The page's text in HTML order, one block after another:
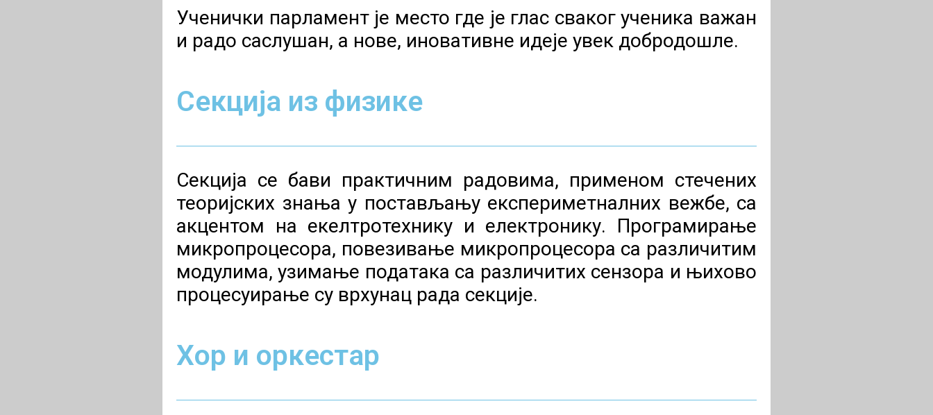
Ученички парламент је место где је глас сваког ученика важан
и радо саслушан, а нове, иновативне идеје увек добродошле.
Секција из физике
Секција се бави практичним радовима, применом стечених
теоријских знања у постављању експериметналних вежбе, са
акцентом на екелтротехнику и електронику. Програмирање
микропроцесора, повезивање микропроцесора са различитим
модулима, узимање података са различитих сензора и њихово
процесуирање су врхунац рада секције.
Хор и оркестар